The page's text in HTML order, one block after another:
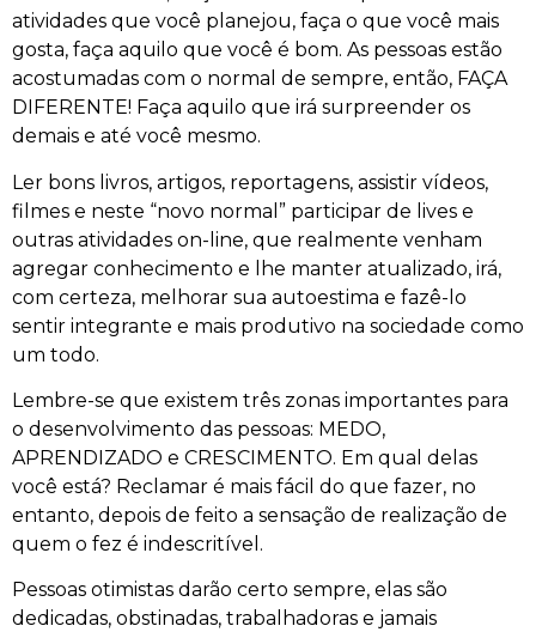
atividades que você planejou, faça o que você mais
gosta, faça aquilo que você é bom. As pessoas estão
acostumadas com o normal de sempre, então, FAÇA
DIFERENTE! Faça aquilo que irá surpreender os
demais e até você mesmo.
Ler bons livros, artigos, reportagens, assistir vídeos,
filmes e neste “novo normal” participar de lives e
outras atividades on-line, que realmente venham
agregar conhecimento e lhe manter atualizado, irá,
com certeza, melhorar sua autoestima e fazê-lo
sentir integrante e mais produtivo na sociedade como
um todo.
Lembre-se que existem três zonas importantes para
o desenvolvimento das pessoas: MEDO,
APRENDIZADO e CRESCIMENTO. Em qual delas
você está? Reclamar é mais fácil do que fazer, no
entanto, depois de feito a sensação de realização de
quem o fez é indescritível.
Pessoas otimistas darão certo sempre, elas são
dedicadas, obstinadas, trabalhadoras e jamais